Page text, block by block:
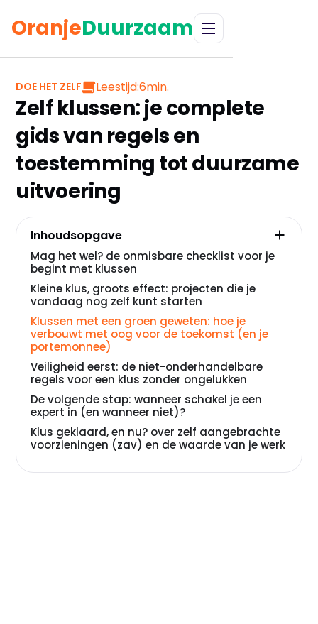
OranjeDuurzaam
DOE HET ZELF Leestijd:6min.
Zelf klussen: je complete
gids van regels en
toestemming tot duurzame
uitvoering
Inhoudsopgave
Mag het wel? de onmisbare checklist voor je
begint met klussen
Kleine klus, groots effect: projecten die je
vandaag nog zelf kunt starten
Klussen met een groen geweten: hoe je
verbouwt met oog voor de toekomst (en je
portemonnee)
Veiligheid eerst: de niet-onderhandelbare
regels voor een klus zonder ongelukken
De volgende stap: wanneer schakel je een
expert in (en wanneer niet)?
Klus geklaard, en nu? over zelf aangebrachte
voorzieningen (zav) en de waarde van je werk